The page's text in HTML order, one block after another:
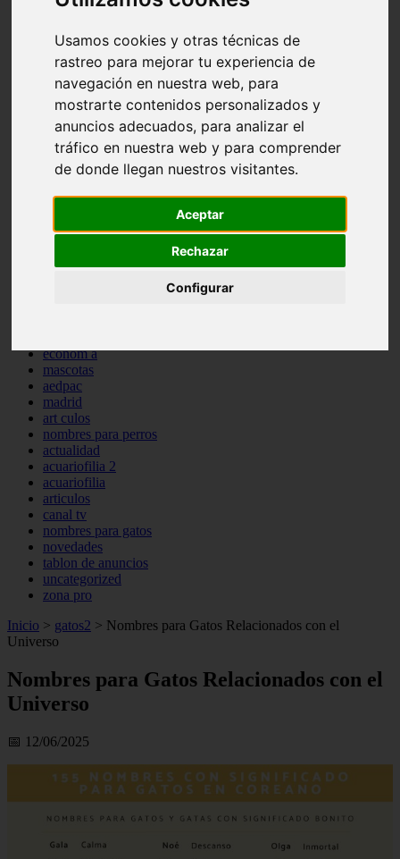
Usamos cookies y otras técnicas de
rastreo para mejorar tu experiencia de
navegación en nuestra web, para
mostrarte contenidos personalizados y
anuncios adecuados, para analizar el
tráfico en nuestra web y para comprender
de donde llegan nuestros visitantes.
Aceptar
Rechazar
Configurar
protagonistas
reptiles
abandono
adopci n
higiene
snacks
acuario
iberzoo propet
comercios
estanques
cr a
econom a
mascotas
aedpac
madrid
art culos
nombres para perros
actualidad
acuariofilia 2
acuariofilia
articulos
canal tv
nombres para gatos
novedades
tablon de anuncios
uncategorized
zona pro
Inicio > gatos2 > Nombres para Gatos Relacionados con el
Universo
Nombres para Gatos Relacionados con el
Universo
📅 12/06/2025